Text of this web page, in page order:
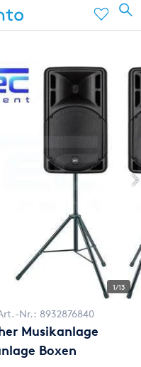
1/13
Nr.: 8932876840
Musikanlage
Boxen